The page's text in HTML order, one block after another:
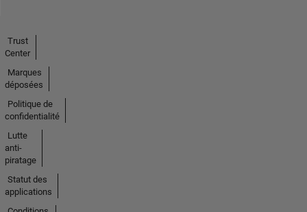
Trust
Center
Marques
déposées
Politique de
confidentialité
Lutte
anti-
piratage
Statut des
applications